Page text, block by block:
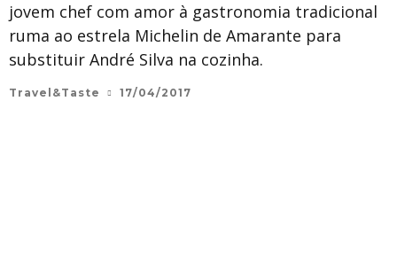
jovem chef com amor à gastronomia tradicional
ruma ao estrela Michelin de Amarante para
substituir André Silva na cozinha.
Travel&Taste 17/04/2017